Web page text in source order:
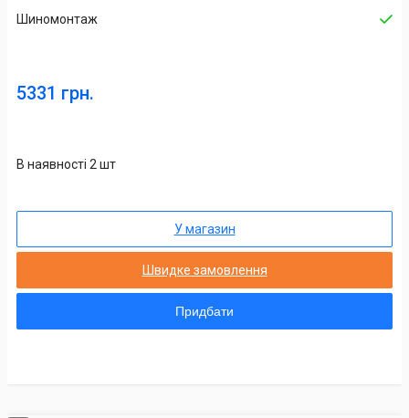
Шиномонтаж
5331 грн.
В наявності 2 шт
У магазин
Швидке замовлення
Придбати